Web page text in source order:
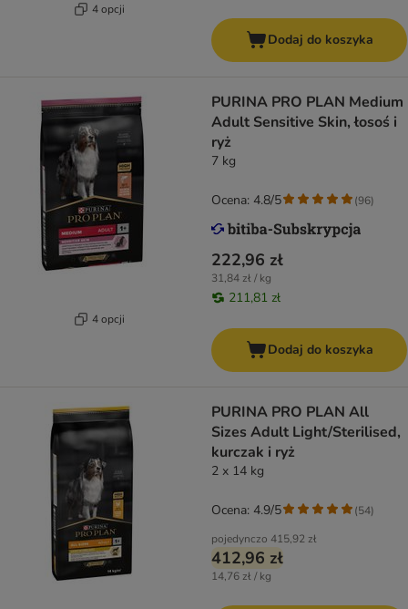
4 opcji
Dodaj do koszyka
4 opcji
PURINA PRO PLAN Medium
Adult Sensitive Skin, łosoś i
ryż
7 kg
222,96 zł
31,84 zł / kg
211,81 zł
Ocena: 4.8/5 (96)
Dodaj do koszyka
PURINA PRO PLAN All
Sizes Adult Light/Sterilised,
kurczak i ryż
2 x 14 kg
pojedynczo 415,92 zł
412,96 zł
14,76 zł / kg
Ocena: 4.9/5 (54)